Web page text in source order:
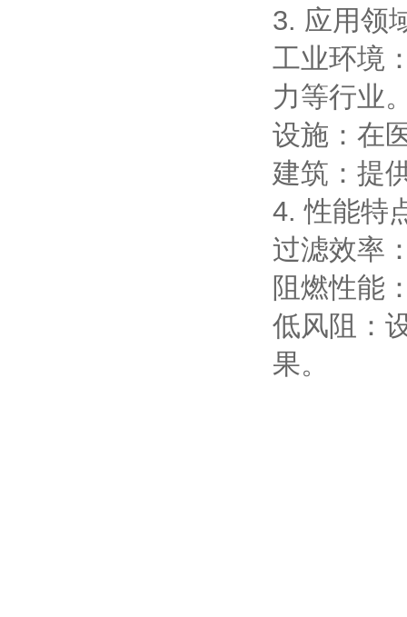
3. 应用领
工业环境
力等行业
设施：在
建筑：提
4. 性能特
过滤效率
阻燃性能
低风阻：
果。